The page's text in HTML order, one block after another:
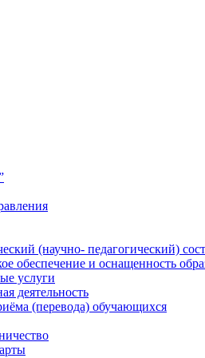
(научно- педагогический)
обеспечение и оснащенность
услуги
деятельность
(перевода) обучающихся